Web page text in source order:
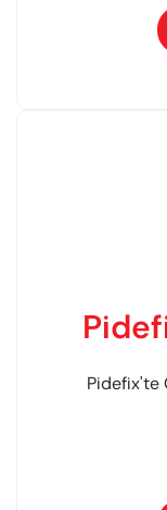
Pidefix'te